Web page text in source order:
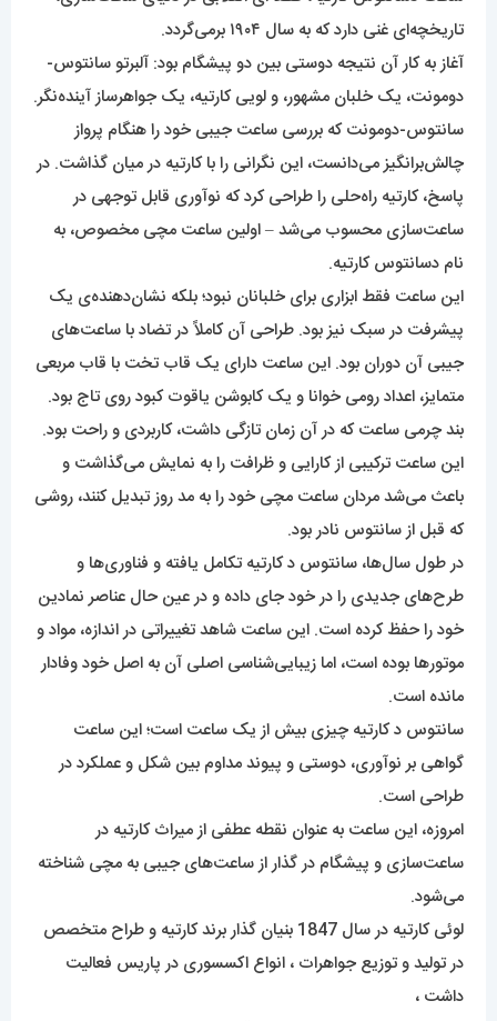
تاریخچه‌ای غنی دارد که به سال ۱۹۰۴ برمی‌گردد.
آغاز به کار آن نتیجه دوستی بین دو پیشگام بود: آلبرتو سانتوس-
دومونت، یک خلبان مشهور، و لویی کارتیه، یک جواهرساز آینده‌نگر.
سانتوس-دومونت که بررسی ساعت جیبی خود را هنگام پرواز
چالش‌برانگیز می‌دانست، این نگرانی را با کارتیه در میان گذاشت. در
پاسخ، کارتیه راه‌حلی را طراحی کرد که نوآوری قابل توجهی در
ساعت‌سازی محسوب می‌شد – اولین ساعت مچی مخصوص، به
نام دسانتوس کارتیه.
این ساعت فقط ابزاری برای خلبانان نبود؛ بلکه نشان‌دهنده‌ی یک
پیشرفت در سبک نیز بود. طراحی آن کاملاً در تضاد با ساعت‌های
جیبی آن دوران بود. این ساعت دارای یک قاب تخت با قاب مربعی
متمایز، اعداد رومی خوانا و یک کابوشن یاقوت کبود روی تاج بود.
بند چرمی ساعت که در آن زمان تازگی داشت، کاربردی و راحت بود.
این ساعت ترکیبی از کارایی و ظرافت را به نمایش می‌گذاشت و
باعث می‌شد مردان ساعت مچی خود را به مد روز تبدیل کنند، روشی
که قبل از سانتوس نادر بود.
در طول سال‌ها، سانتوس د کارتیه تکامل یافته و فناوری‌ها و
طرح‌های جدیدی را در خود جای داده و در عین حال عناصر نمادین
خود را حفظ کرده است. این ساعت شاهد تغییراتی در اندازه، مواد و
موتورها بوده است، اما زیبایی‌شناسی اصلی آن به اصل خود وفادار
مانده است.
سانتوس د کارتیه چیزی بیش از یک ساعت است؛ این ساعت
گواهی بر نوآوری، دوستی و پیوند مداوم بین شکل و عملکرد در
طراحی است.
امروزه، این ساعت به عنوان نقطه عطفی از میراث کارتیه در
ساعت‌سازی و پیشگام در گذار از ساعت‌های جیبی به مچی شناخته
می‌شود.
لوئی کارتیه در سال 1847 بنیان گذار برند کارتیه و طراح متخصص
در تولید و توزیع جواهرات ، انواع اکسسوری در پاریس فعالیت
داشت ،